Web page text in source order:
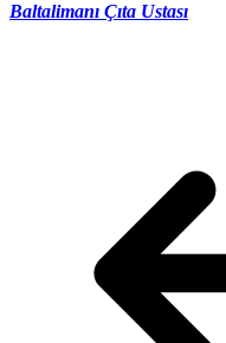
Baltalimanı Çıta Ustası